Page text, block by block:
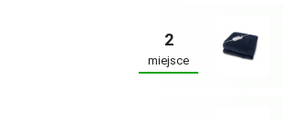
2
miejsce